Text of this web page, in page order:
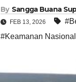
By Sangga Buana
FEB 13, 2026
#Keamanan Nasional